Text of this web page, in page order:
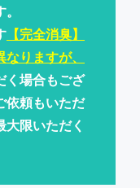
【完全消臭】
りますが、
く場合もござ
依頼もいただ
大限いただく